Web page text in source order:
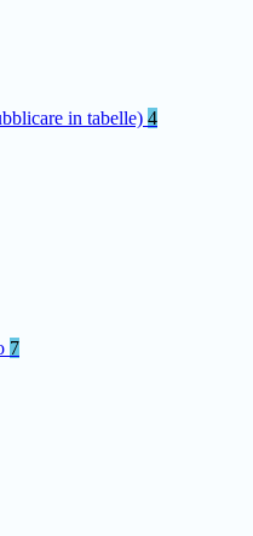
in tabelle) 4
7